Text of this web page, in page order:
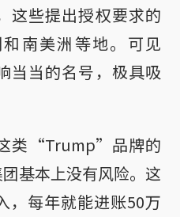
些提出授权要求的
南美洲等地。可见
当的名号，极具吸
类“Trump”品牌的
基本上没有风险。这
，每年就能进账50万